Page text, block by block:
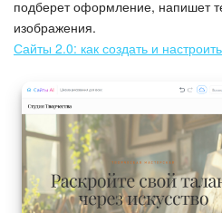
подберет оформление, напишет
изображения.
Сайты 2.0: как создать и